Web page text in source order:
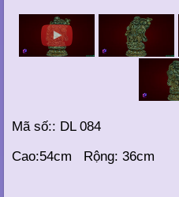
Mã số:: DL 084
Cao:54cm Rộng: 36cm